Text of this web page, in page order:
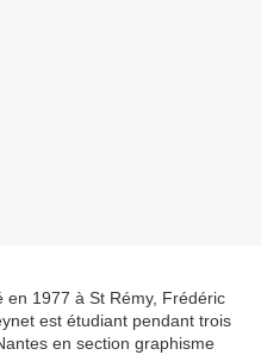
en 1977 à St Rémy, Frédéric
est étudiant pendant trois
en section graphisme